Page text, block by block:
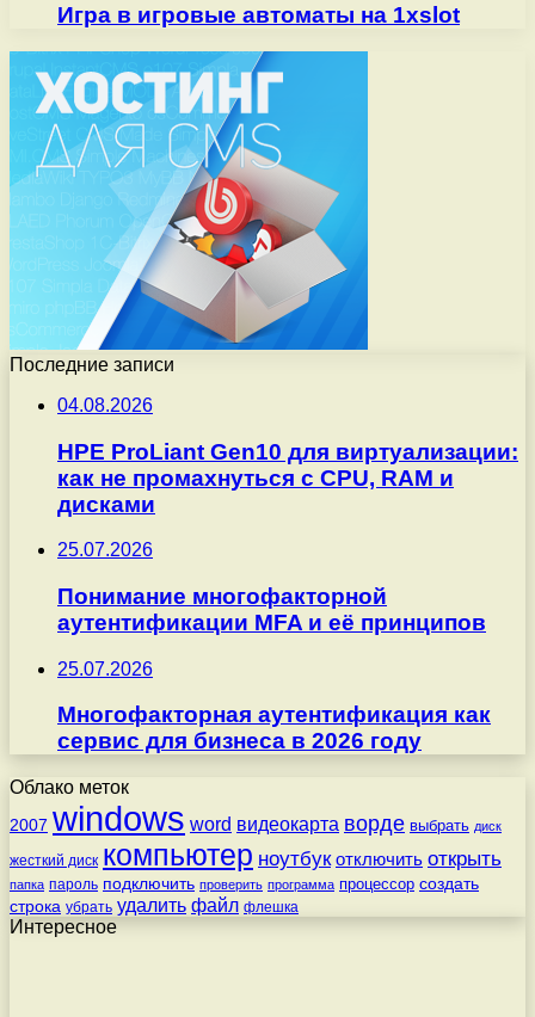
Игра в игровые автоматы на 1xslot
Последние записи
04.08.2026
HPE ProLiant Gen10 для виртуализации:
как не промахнуться с CPU, RAM и
дисками
25.07.2026
Понимание многофакторной
аутентификации MFA и её принципов
25.07.2026
Многофакторная аутентификация как
сервис для бизнеса в 2026 году
Облако меток
2007 windows word видеокарта ворде выбрать диск
жесткий диск компьютер ноутбук отключить открыть
папка пароль подключить проверить программа процессор создать
строка убрать удалить файл флешка
Интересное